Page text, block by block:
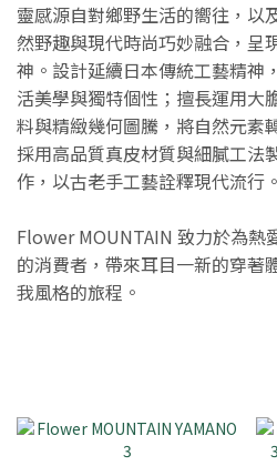
靈感源自對鄉野生活的嚮往，以
然野趣與現代時尚巧妙融合，呈
神。設計延續日本傳統工藝精神
活美學與獨特個性；擅長運用大
料與精緻幾何圖騰，將自然元素
採用高品質真皮材質與細膩工法
作，以古老手工藝詮釋現代流行。
Flower MOUNTAIN 致力於為熱
的消費者，帶來耳目一新的穿著
我風格的旅程。